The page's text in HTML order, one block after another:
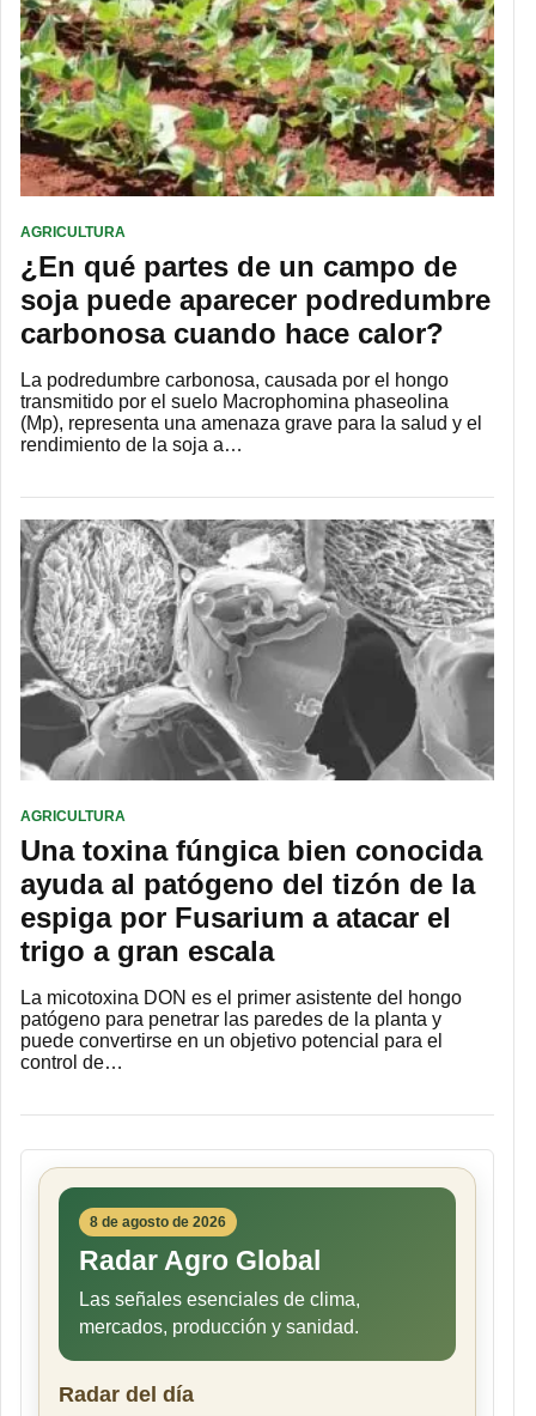
AGRICULTURA
¿En qué partes de un campo de
soja puede aparecer podredumbre
carbonosa cuando hace calor?
La podredumbre carbonosa, causada por el hongo
transmitido por el suelo Macrophomina phaseolina
(Mp), representa una amenaza grave para la salud y el
rendimiento de la soja a…
AGRICULTURA
Una toxina fúngica bien conocida
ayuda al patógeno del tizón de la
espiga por Fusarium a atacar el
trigo a gran escala
La micotoxina DON es el primer asistente del hongo
patógeno para penetrar las paredes de la planta y
puede convertirse en un objetivo potencial para el
control de…
8 de agosto de 2026
Radar Agro Global
Las señales esenciales de clima,
mercados, producción y sanidad.
Radar del día